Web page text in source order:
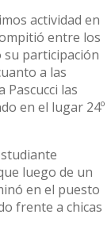
actividad en
entre los
su participación
a las
Pascucci las
en el lugar 24º
luego de un
en el puesto
frente a chicas